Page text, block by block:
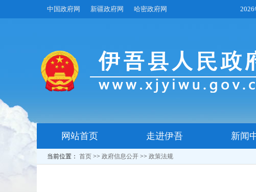
中国政府网 新疆政府网 哈密政府网
网站首页 走进伊吾 新闻
当前位置： 首页 >> 政府信息公开 >> 政策法规